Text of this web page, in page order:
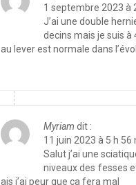
1 septembre 2023 à
J’ai une double
decins mais je suis à
au lever est normale dans
Myriam dit :
11 juin 2023 à 5 h 56
Salut j’ai une
niveaux des fesses
ais j’ai peur que ca fera mal